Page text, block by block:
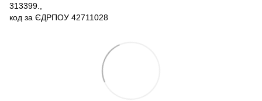
313399.,
код за ЄДРПОУ 42711028